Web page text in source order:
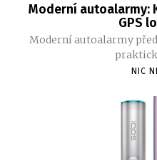
Moderní autoalarmy:
GPS
Moderní autoalarmy
NIC